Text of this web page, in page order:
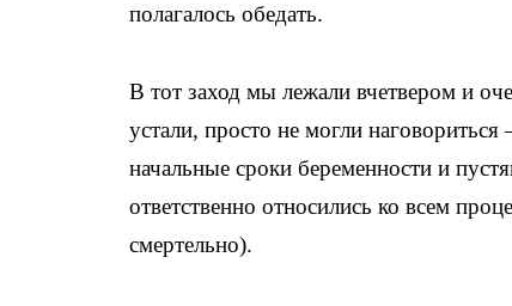
полагалось обедать.
В тот заход мы лежали вчетвером и
устали, просто не могли
начальные сроки беременности и
ответственно относились ко всем
смертельно).